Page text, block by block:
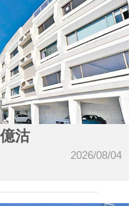
沽
2026/08/04